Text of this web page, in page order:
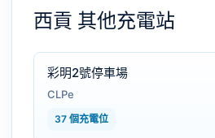
西貢 其他充電站
彩明2號停車場
CLPe
37 個充電位